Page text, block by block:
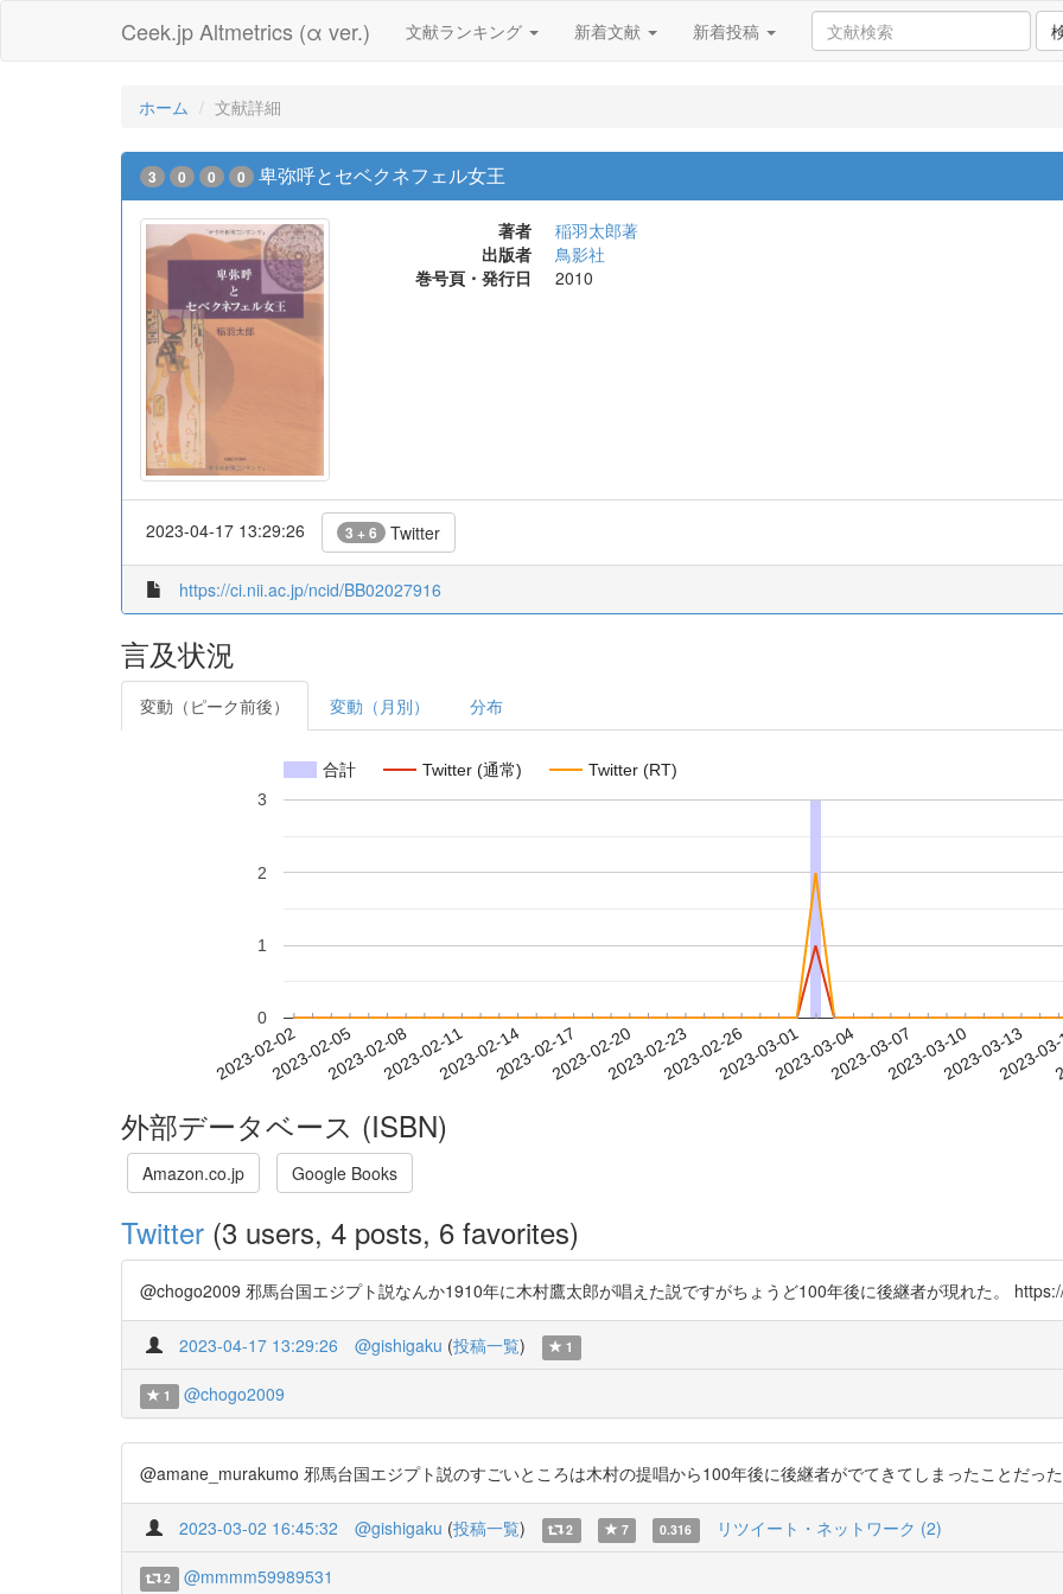
Ceek.jp Altmetrics (α ver.) 文献ランキング 新着文献 新着投稿
ホーム 文献詳細
3 0 0 0 卑弥呼とセベクネフェル女王
著者
稲羽太郎著
出版者
鳥影社
巻号頁・発行日
2010
2023-04-17 13:29:26 3 + 6 Twitter
https://ci.nii.ac.jp/ncid/BB02027916
言及状況
変動（ピーク前後） 変動（月別） 分布
合計 Twitter (通常) Twitter (RT)
2023-02-022023-02-052023-02-082023-02-112023-02-142023-02-172023-02-202023-02-232023-02-262023-03-012023-03-042023-03-072023-03-102023-03-13
2023-
0
1
2
3
外部データベース (ISBN)
Amazon.co.jp Google Books
Twitter (3 users, 4 posts, 6 favorites)
@chogo2009 邪馬台国エジプト説なんか1910年に木村鷹太郎が唱えた説ですがちょうど100年後に後継者が現れた。
2023-04-17 13:29:26 @gishigaku (投稿一覧) 1
1 @chogo2009
@amane_murakumo 邪馬台国エジプト説のすごいところは木村の提唱から100年後に後継者がでてきてしまったことだっ
2023-03-02 16:45:32 @gishigaku (投稿一覧) 2 7 0.316 リツイート・ネットワーク (2)
2 @mmmm59989531